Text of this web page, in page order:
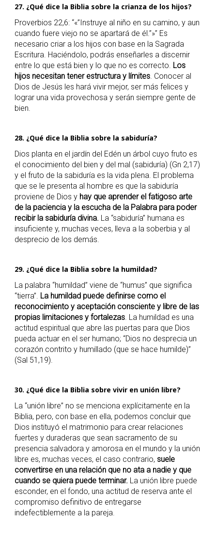
27. ¿Qué dice la Biblia sobre la crianza de los hijos?
Proverbios 22,6: “«”Instruye al niño en su camino, y aun
cuando fuere viejo no se apartará de él.”»” Es
necesario criar a los hijos con base en la Sagrada
Escritura. Haciéndolo, podrás enseñarles a discernir
entre lo que está bien y lo que no es correcto. Los
hijos necesitan tener estructura y límites. Conocer al
Dios de Jesús les hará vivir mejor, ser más felices y
lograr una vida provechosa y serán siempre gente de
bien.
28. ¿Qué dice la Biblia sobre la sabiduría?
Dios planta en el jardín del Edén un árbol cuyo fruto es
el conocimiento del bien y del mal (sabiduría) (Gn 2,17)
y el fruto de la sabiduría es la vida plena. El problema
que se le presenta al hombre es que la sabiduría
proviene de Dios y hay que aprender el fatigoso arte
de la paciencia y la escucha de la Palabra para poder
recibir la sabiduría divina. La “sabiduría” humana es
insuficiente y, muchas veces, lleva a la soberbia y al
desprecio de los demás.
29. ¿Qué dice la Biblia sobre la humildad?
La palabra “humildad” viene de “humus” que significa
“tierra”. La humildad puede definirse como el
reconocimiento y aceptación consciente y libre de las
propias limitaciones y fortalezas. La humildad es una
actitud espiritual que abre las puertas para que Dios
pueda actuar en el ser humano; “Dios no desprecia un
corazón contrito y humillado (que se hace humilde)”
(Sal 51,19).
30. ¿Qué dice la Biblia sobre vivir en unión libre?
La “unión libre” no se menciona explícitamente en la
Biblia, pero, con base en ella, podemos concluir que
Dios instituyó el matrimonio para crear relaciones
fuertes y duraderas que sean sacramento de su
presencia salvadora y amorosa en el mundo y la unión
libre es, muchas veces, el caso contrario, suele
convertirse en una relación que no ata a nadie y que
cuando se quiera puede terminar. La unión libre puede
esconder, en el fondo, una actitud de reserva ante el
compromiso definitivo de entregarse
indefectiblemente a la pareja.